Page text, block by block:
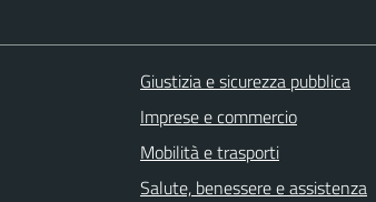
Giustizia e sicurezza pubblica
Imprese e commercio
Mobilità e trasporti
Salute, benessere e assistenza